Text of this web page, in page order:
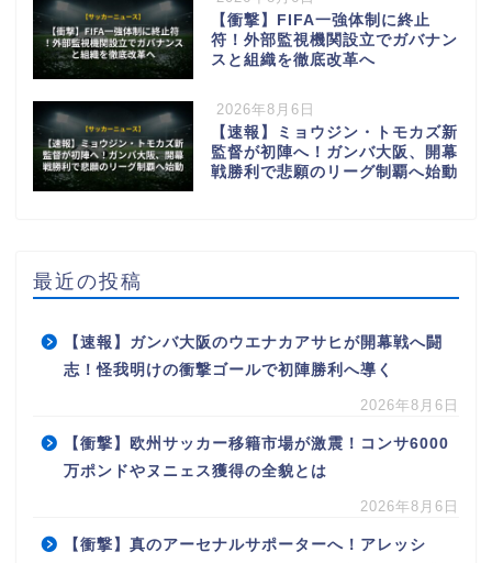
【衝撃】FIFA一強体制に終止
符！外部監視機関設立でガバナン
スと組織を徹底改革へ
2026年8月6日
【速報】ミョウジン・トモカズ新
監督が初陣へ！ガンバ大阪、開幕
戦勝利で悲願のリーグ制覇へ始動
最近の投稿
【速報】ガンバ大阪のウエナカアサヒが開幕戦へ闘
志！怪我明けの衝撃ゴールで初陣勝利へ導く
2026年8月6日
【衝撃】欧州サッカー移籍市場が激震！コンサ6000
万ポンドやヌニェス獲得の全貌とは
2026年8月6日
【衝撃】真のアーセナルサポーターへ！アレッシ